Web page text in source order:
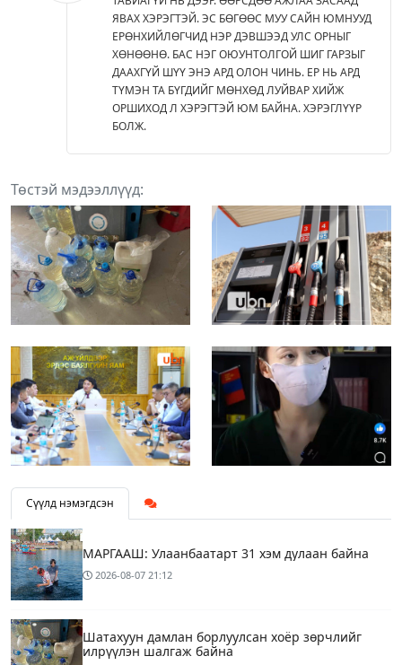
ЯВАХ ХЭРЭГТЭЙ. ЭС БӨГӨӨС МУУ САЙН ЮМНУУД
ЕРӨНХИЙЛӨГЧИД НЭР ДЭВШЭЭД УЛС ОРНЫГ
ХӨНӨӨНӨ. БАС НЭГ ОЮУНТОЛГОЙ ШИГ ГАРЗЫГ
ДААХГҮЙ ШҮҮ ЭНЭ АРД ОЛОН ЧИНЬ. ЕР НЬ АРД
ТҮМЭН ТА БҮГДИЙГ МӨНХӨД ЛУЙВАР ХИЙЖ
ОРШИХОД Л ХЭРЭГТЭЙ ЮМ БАЙНА. ХЭРЭГЛҮҮР
БОЛЖ.
Төстэй мэдээллүүд:
Сүүлд нэмэгдсэн
МАРГААШ: Улаанбаатарт 31 хэм дулаан байна
2026-08-07 21:12
Шатахуун дамлан борлуулсан хоёр зөрчлийг
илрүүлэн шалгаж байна